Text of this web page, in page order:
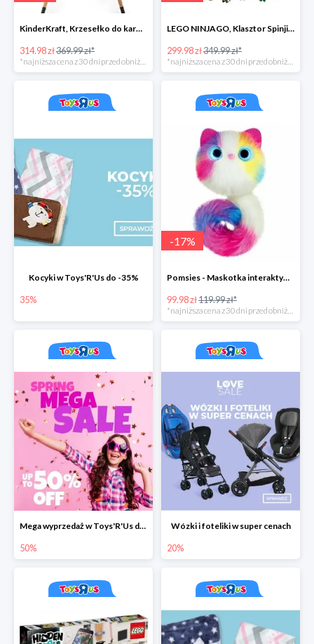
KinderKraft, Krzesełko do karmienia FINI
314.98 zł369.99 zł*
*najniższa cena z 30 dni przed obniżką
LEGO NINJAGO, Klasztor Spinjitzu 70670
299.98 zł349.99 zł*
*najniższa cena z 30 dni przed obniżką
Kocyki w Toys'R'Us do -35%
35%
-17%
Pomsies - Maskotka interaktywna w super cenie
99.98 zł119.99 zł*
Mega wyprzedaż w Toys'R'Us do -50%
50%
Wózki i foteliki w super cenach
20%